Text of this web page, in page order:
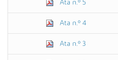
Ata n.º 5
Ata n.º 4
Ata n.º 3